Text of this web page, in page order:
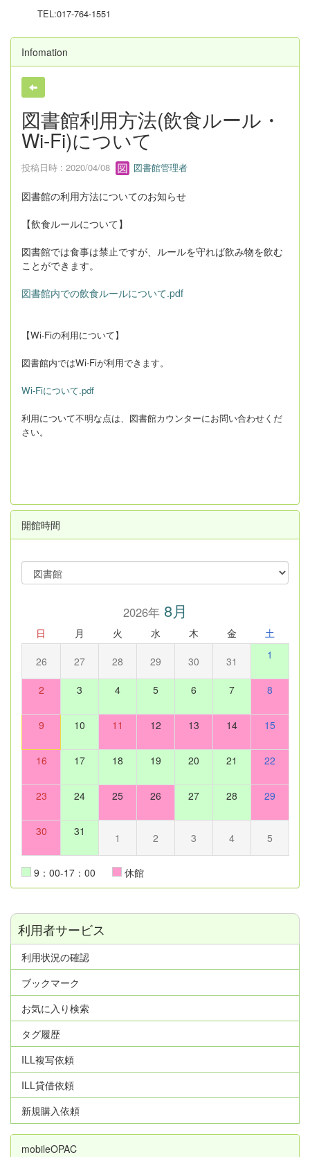
TEL:017-764-1551
Infomation
図書館利用方法(飲食ルール・
Wi-Fi)について
投稿日時 : 2020/04/08 図書館管理者
図書館の利用方法についてのお知らせ
【飲食ルールについて】
図書館では食事は禁止ですが、ルールを守れば飲み物を飲む
ことができます。
図書館内での飲食ルールについて.pdf
【Wi-Fiの利用について】
図書館内ではWi-Fiが利用できます。
Wi-Fiについて.pdf
利用について不明な点は、図書館カウンターにお問い合わせくだ
さい。
開館時間
2026年8月
日 月 火 水 木 金 土
26 27 28 29 30 31 1
2 3 4 5 6 7 8
9 10 11 12 13 14 15
16 17 18 19 20 21 22
23 24 25 26 27 28 29
30 31 1 2 3 4 5
9：00-17：00 休館
利用者サービス
利用状況の確認
ブックマーク
お気に入り検索
タグ履歴
ILL複写依頼
ILL貸借依頼
新規購入依頼
mobileOPAC